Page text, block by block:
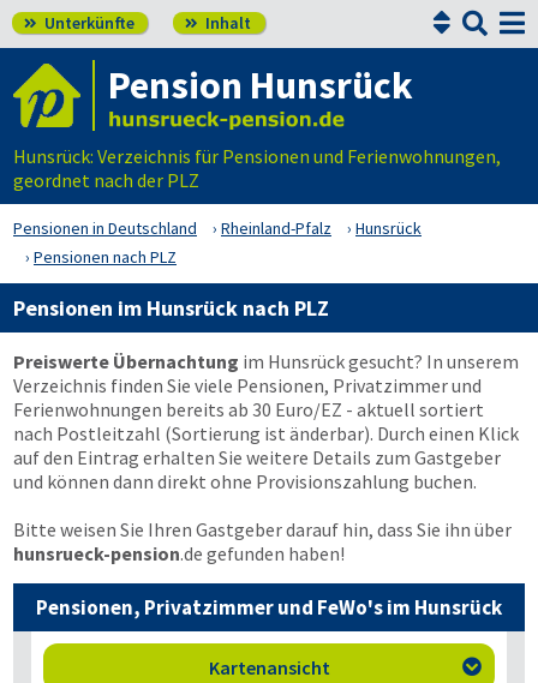
 Unterkünfte  Inhalt 

Pension Hunsrück
Hunsrück: Verzeichnis für Pensionen und Ferienwohnungen,
geordnet nach der PLZ
Pensionen in Deutschland Rheinland-Pfalz
Hunsrück
Pensionen nach PLZ
Pensionen im Hunsrück nach PLZ
Preiswerte Übernachtung im Hunsrück gesucht? In unserem
Verzeichnis finden Sie viele Pensionen, Privatzimmer und
Ferienwohnungen bereits ab 30 Euro/EZ - aktuell sortiert
nach Postleitzahl (Sortierung ist änderbar). Durch einen Klick
auf den Eintrag erhalten Sie weitere Details zum Gastgeber
und können dann direkt ohne Provisionszahlung buchen.
Bitte weisen Sie Ihren Gastgeber darauf hin, dass Sie ihn über
hunsrueck-pension.de gefunden haben!
Pensionen, Privatzimmer und FeWo's im Hunsrück
Kartenansicht 